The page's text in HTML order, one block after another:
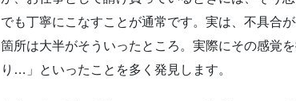
でも丁寧にこなすことが通常です。実は、不具合
箇所は大半がそういったところ。実際にその感覚
り…」といったことを多く発見します。